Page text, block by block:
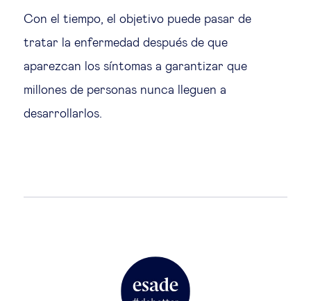
Con el tiempo, el objetivo puede pasar de
tratar la enfermedad después de que
aparezcan los síntomas a garantizar que
millones de personas nunca lleguen a
desarrollarlos.